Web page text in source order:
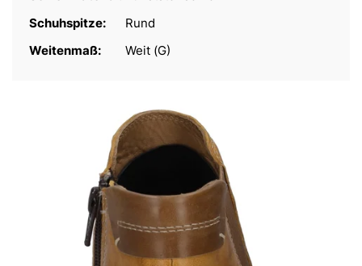
Schuhspitze:
Rund
Weitenmaß:
Weit (G)